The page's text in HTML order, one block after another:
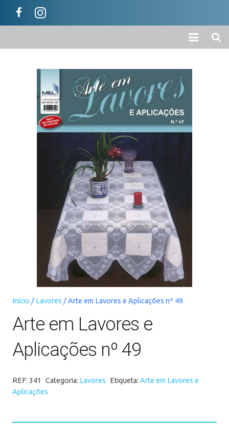
Colecções
Ajuda / Informações
Início / Lavores / Arte em Lavores e Aplicações nº 49
Arte em Lavores e
Aplicações nº 49
REF: 341 Categoria: Lavores Etiqueta: Arte em Lavores e
Aplicações